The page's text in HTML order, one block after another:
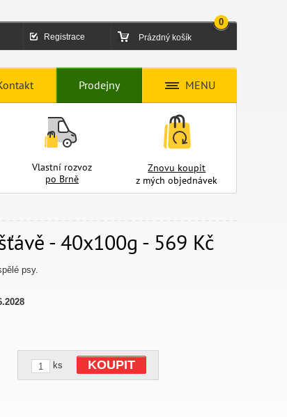
Registrace Prázdný košík
0
Prodejny MENU
Vlastní rozvoz
po Brně
Znovu koupit
z mých objednávek
- 40x100g - 569 Kč
psy.
ks KOUPIT